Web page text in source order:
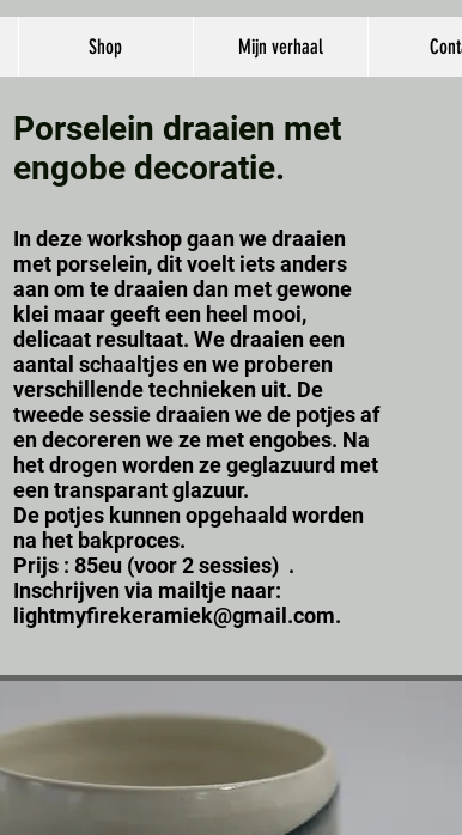
Shop Mijn verhaal
Porselein draaien met
engobe decoratie.
In deze workshop gaan we draaien
met porselein, dit voelt iets anders
aan om te draaien dan met gewone
klei maar geeft een heel mooi,
delicaat resultaat. We draaien een
aantal schaaltjes en we proberen
verschillende technieken uit. De
tweede sessie draaien we de potjes af
en decoreren we ze met engobes. Na
het drogen worden ze geglazuurd met
een transparant glazuur.
De potjes kunnen opgehaald worden
na het bakproces.
Prijs : 85eu (voor 2 sessies) .
Inschrijven via mailtje naar:
lightmyfirekeramiek@gmail.com.